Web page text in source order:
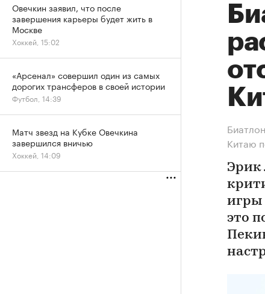
Китаю
Эрик
игры
это
Овечкин заявил, что после
завершения карьеры будет жить в
Москве
Хоккей, 15:02
«Арсенал» совершил один из самых
дорогих трансферов в своей истории
Футбол, 14:39
Матч звезд на Кубке Овечкина
завершился вничью
Хоккей, 14:09